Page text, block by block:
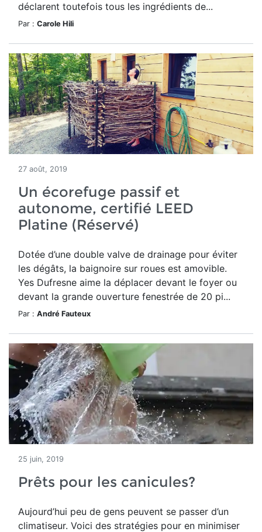
déclarent toutefois tous les ingrédients de...
Par : Carole Hili
27 août, 2019
Un écorefuge passif et
autonome, certifié LEED
Platine (Réservé)
Dotée d’une double valve de drainage pour éviter
les dégâts, la baignoire sur roues est amovible.
Yes Dufresne aime la déplacer devant le foyer ou
devant la grande ouverture fenestrée de 20 pi...
Par : André Fauteux
25 juin, 2019
Prêts pour les canicules?
Aujourd’hui peu de gens peuvent se passer d’un
climatiseur. Voici des stratégies pour en minimiser